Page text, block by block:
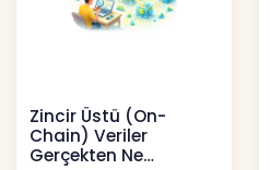
Zincir Üstü (On-
Chain) Veriler
Gerçekten Ne